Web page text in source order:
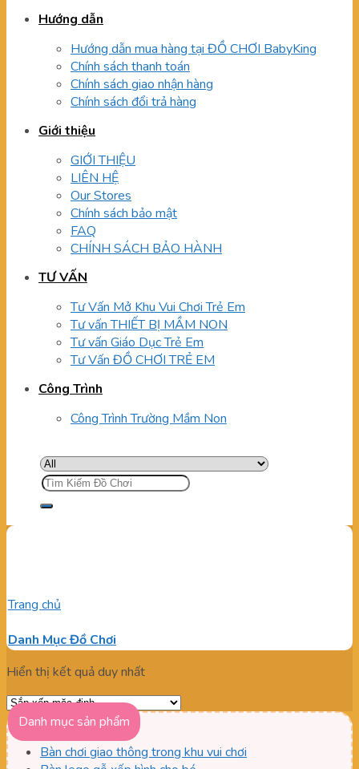
Hướng dẫn
Hướng dẫn mua hàng tại ĐỒ CHƠI BabyKing
Chính sách thanh toán
Chính sách giao nhận hàng
Chính sách đổi trả hàng
Giới thiệu
GIỚI THIỆU
LIÊN HỆ
Our Stores
Chính sách bảo mật
FAQ
CHÍNH SÁCH BẢO HÀNH
TƯ VẤN
Tư Vấn Mở Khu Vui Chơi Trẻ Em
Tư vấn THIẾT BỊ MẦM NON
Tư vấn Giáo Dục Trẻ Em
Tư Vấn ĐỒ CHƠI TRẺ EM
Công Trình
Công Trình Trường Mầm Non
Tìm
kiếm:
Trang chủ
Danh Mục Đồ Chơi
Hiển thị kết quả duy nhất
Danh mục sản phẩm
Bàn chơi giao thông trong khu vui chơi